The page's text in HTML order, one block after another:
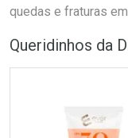
quedas e fraturas
Queridinhos da